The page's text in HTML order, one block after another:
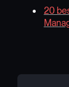
20